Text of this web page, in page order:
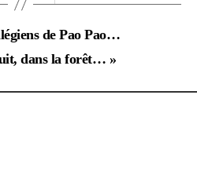
donnent la réplique aux
leur jeu de scène.
de Pao Pao…
dans la forêt… »